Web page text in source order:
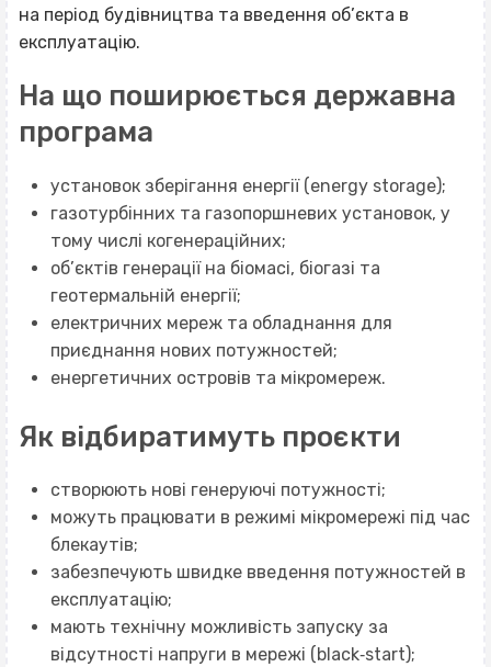
на період будівництва та введення об’єкта в
експлуатацію.
На що поширюється державна
програма
установок зберігання енергії (energy storage);
газотурбінних та газопоршневих установок, у
тому числі когенераційних;
об’єктів генерації на біомасі, біогазі та
геотермальній енергії;
електричних мереж та обладнання для
приєднання нових потужностей;
енергетичних островів та мікромереж.
Як відбиратимуть проєкти
створюють нові генеруючі потужності;
можуть працювати в режимі мікромережі під час
блекаутів;
забезпечують швидке введення потужностей в
експлуатацію;
мають технічну можливість запуску за
відсутності напруги в мережі (black‐start);